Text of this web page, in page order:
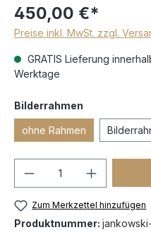
450,00 €*
Preise inkl. MwSt. zzgl.
GRATIS Lieferung
Werktage
Bilderrahmen
ohne Rahmen
Zum Merkzettel hinzufügen
Produktnummer: